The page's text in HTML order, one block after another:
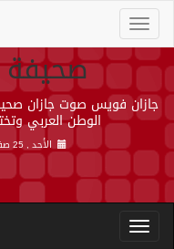
جازان فويس صوت جازان
الوطن العربي
الأحد , 25 صفر 1448 هـ ,